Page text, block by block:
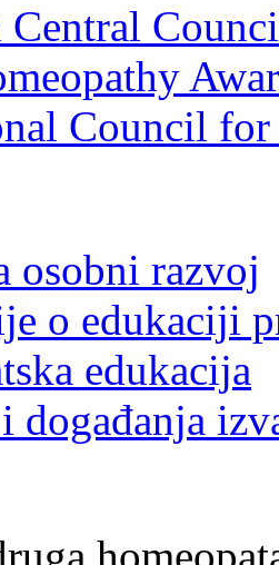
Central
Council
osobni razvoj
o edukaciji
edukacija
događanja